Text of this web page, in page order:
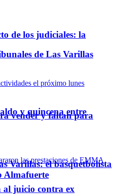
de los judiciales: la
de Las Varillas
y quincena entre
al juicio contra ex
vender y faltan para
Varillas: el basquetbolista
Almafuerte